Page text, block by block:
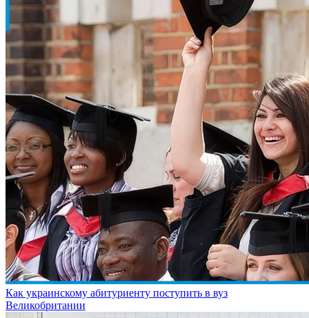
Как украинскому абитуриенту поступить в вуз
Великобритании